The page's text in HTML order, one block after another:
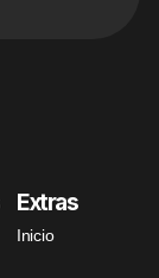
Extras
Inicio